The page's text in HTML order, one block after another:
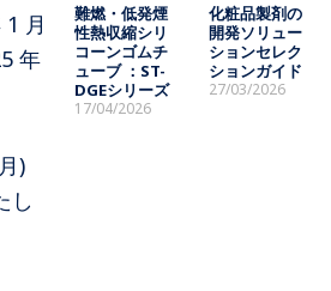
月
年
)
し
難燃・低発煙
性熱収縮シリ
コーンゴムチ
ューブ ：ST-
DGEシリーズ
17/04/2026
化粧品製剤の
開発ソリュー
ションセレク
ションガイド
27/03/2026